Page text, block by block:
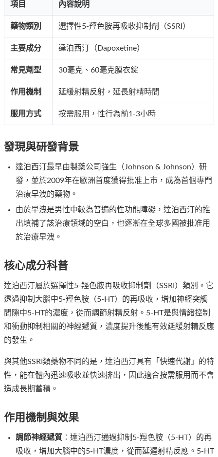
項目 內容說明
藥物類別 選擇性5-羥色胺再吸收抑制劑（SSRI）
主要成分 達泊西汀（Dapoxetine）
常見劑型 30毫克、60毫克膜衣錠
作用機制 延緩射精反射，延長射精時間
服用方式 按需服用，性行為前1-3小時
發現與研發背景
達泊西汀最早由製藥公司強生（Johnson & Johnson）研
發，並於2009年在歐洲首度獲得批准上市，成為首個專門
治療早洩的藥物。
由於早洩是男性中較為普遍的性功能障礙，達泊西汀的推
出填補了該治療領域的空白，也逐漸在全球多國被批准用
於治療早洩。
核心成分科普
達泊西汀屬於選擇性5-羥色胺再吸收抑制劑（SSRI）類別。它
透過抑制大腦中5-羥色胺（5-HT）的再吸收，增加神經突觸
間隙中5-HT的濃度，從而調節射精反射。5-HT是與情緒控制
和衝動抑制相關的神經遞質，濃度提升後能有效延緩射精反應
的發生。
與其他SSRI類藥物不同的是，達泊西汀具有「快速代謝」的特
性，能在體內迅速吸收並快速排出，因此適合按需服用而不會
造成長期蓄積。
作用機制與效果
調節神經遞質 ：達泊西汀通過抑制5-羥色胺（5-HT）的再
吸收，增加大腦中的5-HT濃度，從而延遲射精反應。5-HT